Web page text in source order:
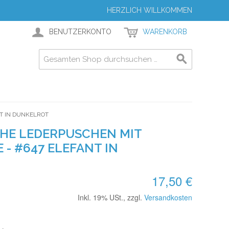
HERZLICH WILLKOMMEN
BENUTZERKONTO WARENKORB
IN DUNKELROT
LEDERPUSCHEN MIT
- #647 ELEFANT IN
17,50 €
Inkl. 19% USt., zzgl. Versandkosten